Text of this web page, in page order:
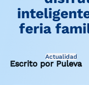
feria
Actualidad
Escrito por Puleva